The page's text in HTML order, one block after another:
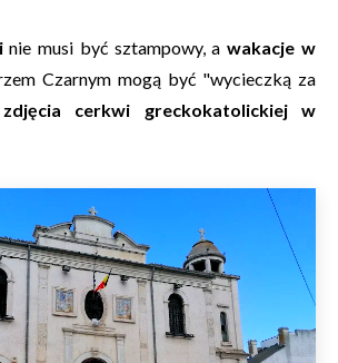
nie musi być sztampowy, awakacje w
Czarnym mogą być "wycieczką za
zdjęcia cerkwi greckokatolickiej w